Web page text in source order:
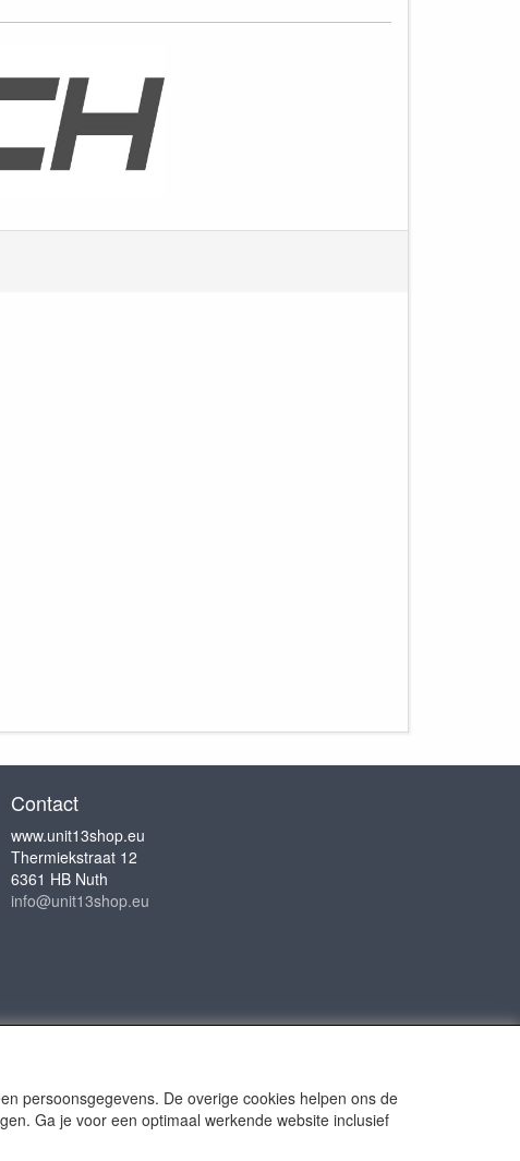
Contact
www.unit13shop.eu
Thermiekstraat 12
6361 HB Nuth
info@unit13shop.eu
persoonsgegevens. De overige cookies helpen ons de
Ga je voor een optimaal werkende website inclusief